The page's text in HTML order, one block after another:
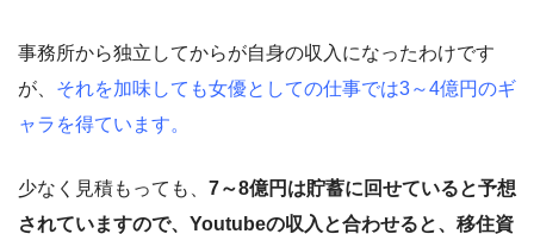
事務所から独立してからが自身の収入になったわけです
が、 それを加味しても女優としての仕事では3～4億円のギ
ャラを得ています。
少なく見積もっても、 7～8億円は貯蓄に回せていると予想
されていますので、Youtubeの収入と合わせると、移住資